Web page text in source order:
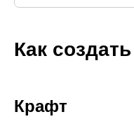
Как создать
Крафт